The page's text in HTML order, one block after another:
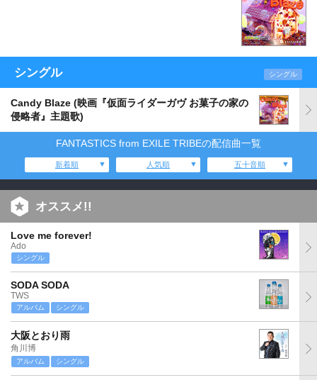
シングル シングル
Candy Blaze (映画『仮面ライダーガヴ お菓子の家の
侵略者』主題歌)
FANTASTICS from EXILE TRIBEの配信曲一覧
新着順 人気順 五十音順
オススメ!!
Love me forever!
Ado
シングル
SODA SODA
TWS
アルバム シングル
大阪とおり雨
角川博
アルバム シングル